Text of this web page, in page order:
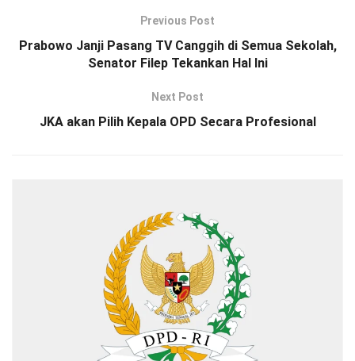
Previous Post
Prabowo Janji Pasang TV Canggih di Semua Sekolah,
Senator Filep Tekankan Hal Ini
Next Post
JKA akan Pilih Kepala OPD Secara Profesional